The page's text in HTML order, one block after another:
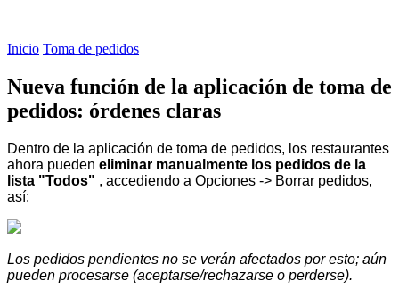
Inicio Toma de pedidos
Nueva función de la aplicación de toma de
pedidos: órdenes claras
Dentro de la aplicación de toma de pedidos, los restaurantes
ahora pueden eliminar manualmente los pedidos de la
lista "Todos" , accediendo a Opciones -> Borrar pedidos,
así:
Los pedidos pendientes no se verán afectados por esto; aún
pueden procesarse (aceptarse/rechazarse o perderse).